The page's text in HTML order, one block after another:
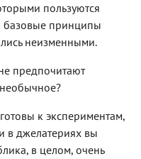
пользуются
базовые принципы
неизменными.
предпочитают
к экспериментам,
в джелатериях вы
в целом, очень